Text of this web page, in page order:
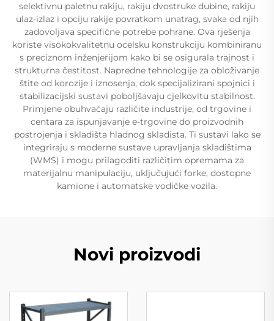
selektivnu paletnu rakiju, rakiju dvostruke dubine, rakiju
ulaz-izlaz i opciju rakije povratkom unatrag, svaka od njih
zadovoljava specifične potrebe pohrane. Ova rješenja
koriste visokokvalitetnu ocelsku konstrukciju kombiniranu
s preciznom inženjerijom kako bi se osigurala trajnost i
strukturna čestitost. Napredne tehnologije za obloživanje
štite od korozije i iznosenja, dok specijalizirani spojnici i
stabilizacijski sustavi poboljšavaju cjelkovitu stabilnost.
Primjene obuhvaćaju različite industrije, od trgovine i
centara za ispunjavanje e-trgovine do proizvodnih
postrojenja i skladišta hladnog skladista. Ti sustavi lako se
integriraju s moderne sustave upravljanja skladištima
(WMS) i mogu prilagoditi različitim opremama za
materijalnu manipulaciju, uključujući forke, dostopne
kamione i automatske vodičke vozila.
Novi proizvodi